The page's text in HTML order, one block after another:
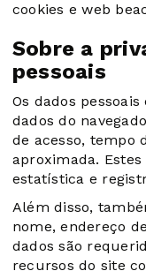
cookies e web
Sobre a
pessoais
Os dados
dados do
de acesso, tempo
aproximada.
estatística e
Além disso,
nome, endereço
dados são
recursos do site